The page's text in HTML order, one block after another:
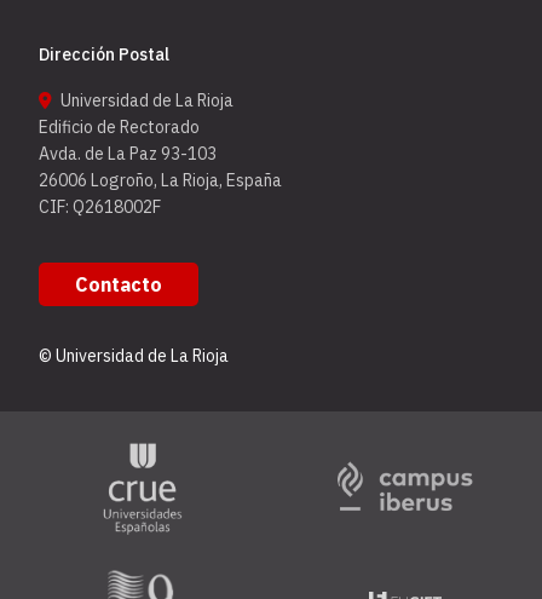
Dirección Postal
Universidad de La Rioja
Edificio de Rectorado
Avda. de La Paz 93-103
26006 Logroño, La Rioja, España
CIF: Q2618002F
Contacto
© Universidad de La Rioja